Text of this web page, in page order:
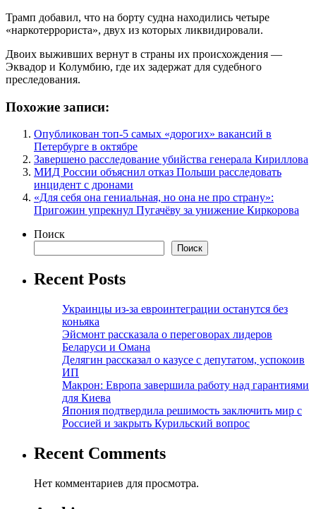
Трамп добавил, что на борту судна находились четыре
«наркотеррориста», двух из которых ликвидировали.
Двоих выживших вернут в страны их происхождения —
Эквадор и Колумбию, где их задержат для судебного
преследования.
Похожие записи:
Опубликован топ-5 самых «дорогих» вакансий в
Петербурге в октябре
Завершено расследование убийства генерала Кириллова
МИД России объяснил отказ Польши расследовать
инцидент с дронами
«Для себя она гениальная, но она не про страну»:
Пригожин упрекнул Пугачёву за унижение Киркорова
Поиск
Поиск
Recent Posts
Украинцы из-за евроинтеграции останутся без
коньяка
Эйсмонт рассказала о переговорах лидеров
Беларуси и Омана
Делягин рассказал о казусе с депутатом, успокоив
ИП
Макрон: Европа завершила работу над гарантиями
для Киева
Япония подтвердила решимость заключить мир с
Россией и закрыть Курильский вопрос
Recent Comments
Нет комментариев для просмотра.